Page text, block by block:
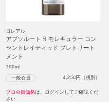
ロレアル
アブソルート R モレキュラー コン
セントレイティッド プレトリート
メント
190ml
一般会員 4,250円（税別）
プロ会員価格は、ログインしてご確認くだ
さい